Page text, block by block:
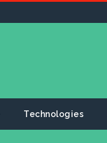
Technologies